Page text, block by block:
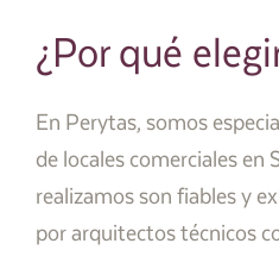
¿Por qué
En Perytas, somos
de locales comerciales en
realizamos son fiables y
por arquitectos técnicos